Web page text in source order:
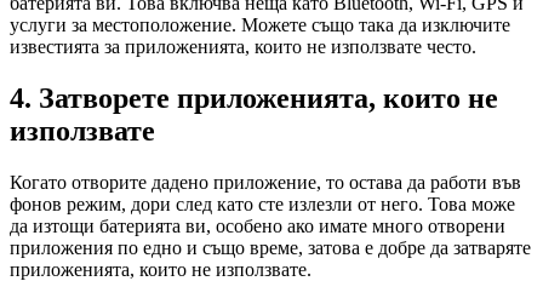
услуги за местоположение. Можете също така да изключите
известията за приложенията, които не използвате често.
4. Затворете приложенията, които не
използвате
Когато отворите дадено приложение, то остава да работи във
фонов режим, дори след като сте излезли от него. Това може
да изтощи батерията ви, особено ако имате много отворени
приложения по едно и също време, затова е добре да затваряте
приложенията, които не използвате.